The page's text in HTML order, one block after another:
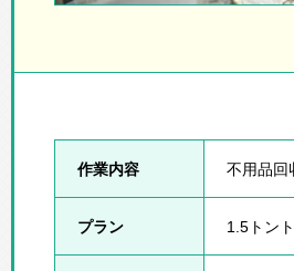
作業内容 不用品回
プラン 1.5トン